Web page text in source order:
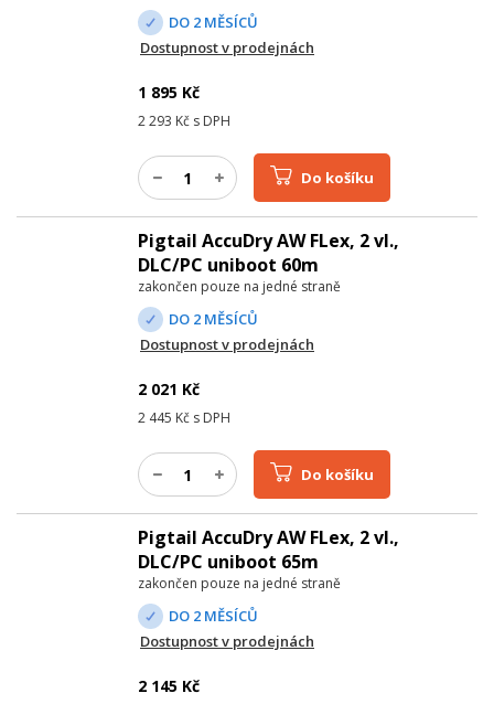
DO 2 MĚSÍCŮ
Dostupnost v prodejnách
1 895 Kč
2 293 Kč s DPH
Do košíku
Pigtail AccuDry AW FLex, 2 vl.,
DLC/PC uniboot 60m
zakončen pouze na jedné straně
DO 2 MĚSÍCŮ
Dostupnost v prodejnách
2 021 Kč
2 445 Kč s DPH
Do košíku
Pigtail AccuDry AW FLex, 2 vl.,
DLC/PC uniboot 65m
zakončen pouze na jedné straně
DO 2 MĚSÍCŮ
Dostupnost v prodejnách
2 145 Kč